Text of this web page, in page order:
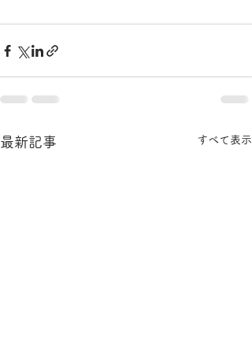
最新記事 すべて表示